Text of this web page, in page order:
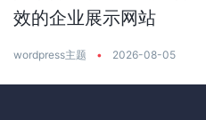
效的企业展示网站
wordpress主题 • 2026-08-05